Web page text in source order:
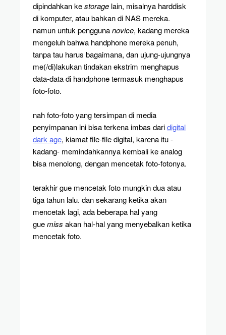
dipindahkan kestorage lain, misalnya harddisk
di komputer, atau bahkan di NAS mereka.
namun untuk penggunanovice, kadang mereka
mengeluh bahwa handphone mereka penuh,
tanpa tau harus bagaimana, dan ujung-ujungnya
me(/di)lakukan tindakan ekstrim menghapus
data-data di handphone termasuk menghapus
foto-foto.
nah foto-foto yang tersimpan di media
penyimpanan ini bisa terkena imbas daridigital
dark age, kiamat file-file digital, karena itu -
kadang- memindahkannya kembali ke analog
bisa menolong, dengan mencetak foto-fotonya.
terakhir gue mencetak foto mungkin dua atau
tiga tahun lalu. dan sekarang ketika akan
mencetak lagi, ada beberapa hal yang
guemiss akan hal-hal yang menyebalkan ketika
mencetak foto.